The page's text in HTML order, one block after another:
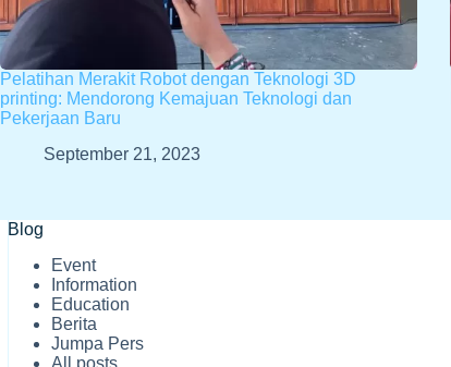
Pelatihan Merakit Robot dengan Teknologi 3D
printing: Mendorong Kemajuan Teknologi dan
Pekerjaan Baru
September 21, 2023
Blog
Event
Information
Education
Berita
Jumpa Pers
All posts